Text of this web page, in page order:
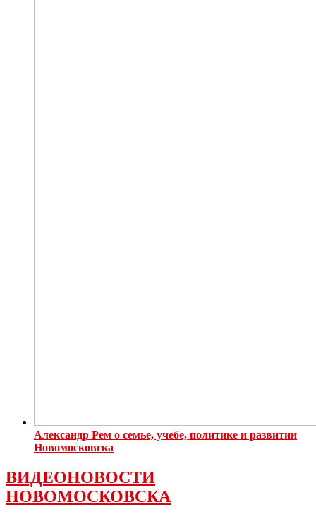
Александр Рем о семье, учебе, политике и развитии
Новомосковска
ВИДЕОНОВОСТИ
НОВОМОСКОВСКА